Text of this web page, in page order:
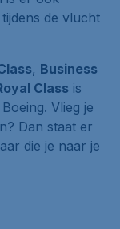
de vlucht
, Business
Class is
Vlieg je
Dan staat er
die je naar je